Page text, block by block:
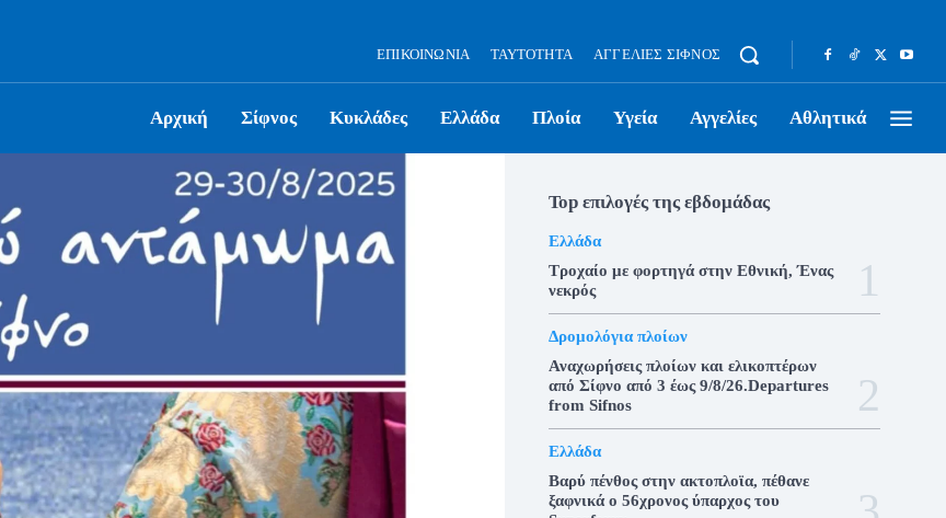
ΕΠΙΚΟΙΝΩΝΊΑ ΤΑΥΤΌΤΗΤΑ ΑΓΓΕΛΊΕΣ ΣΊΦΝΟΣ
Αρχική Σίφνος Κυκλάδες Ελλάδα Πλοία Υγεία Αγγελίες Αθλητικά
Top επιλογές της εβδομάδας
Ελλάδα
Τροχαίο με φορτηγά στην Εθνική, Ένας
νεκρός
Δρομολόγια πλοίων
Αναχωρήσεις πλοίων και ελικοπτέρων
από Σίφνο από 3 έως 9/8/26.Departures
from Sifnos
Ελλάδα
Βαρύ πένθος στην ακτοπλοϊα, πέθανε
ξαφνικά ο 56χρονος ύπαρχος του